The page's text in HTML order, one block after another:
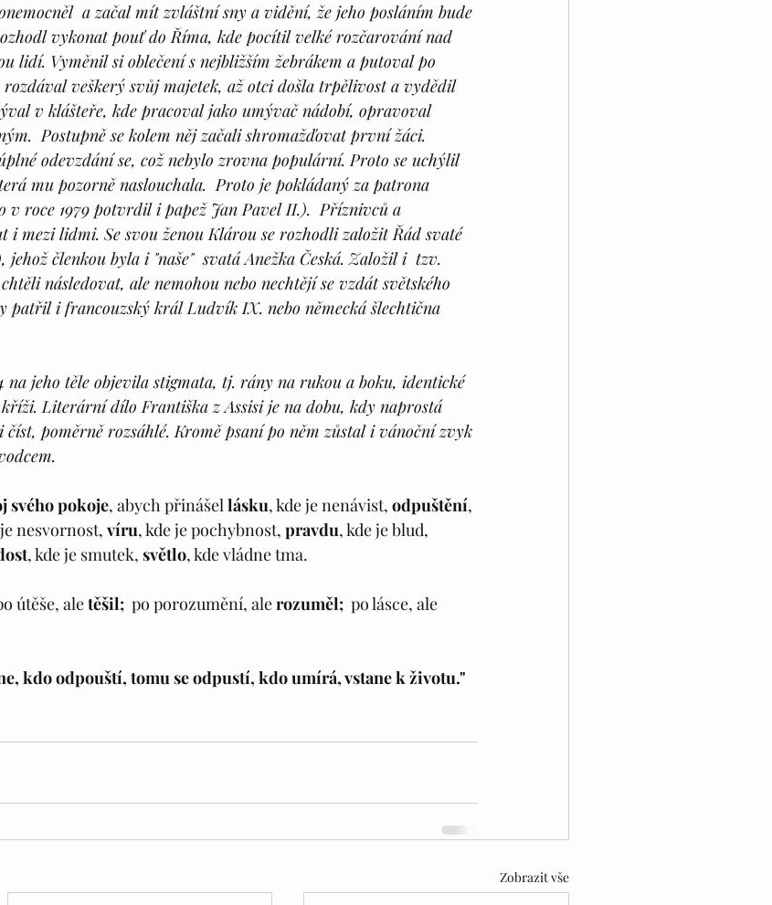
a začal mít zvláštní sny a vidění, že jeho posláním bude
vykonat pouť do Říma, kde pocítil velké rozčarování nad
lidí. Vyměnil si oblečení s nejbližším žebrákem a putoval po
veškerý svůj majetek, až otci došla trpělivost a vydědil
v klášteře, kde pracoval jako umývač nádobí, opravoval
Postupně se kolem něj začali shromažďovat první žáci.
odevzdání se, což nebylo zrovna populární. Proto se uchýlil
mu pozorně naslouchala.  Proto je pokládaný za patrona
roce 1979 potvrdil i papež Jan Pavel II.).  Příznivců a
i mezi lidmi. Se svou ženou Klárou se rozhodli založit Řád svaté
členkou byla i "naše"  svatá Anežka Česká. Založil i  tzv.
následovat, ale nemohou nebo nechtějí se vzdát světského
patřil i francouzský král Ludvík IX. nebo německá šlechtična
na jeho těle objevila stigmata, tj. rány na rukou a boku, identické
Literární dílo Františka z Assisi je na dobu, kdy naprostá
poměrně rozsáhlé. Kromě psaní po něm zůstal i vánoční zvyk
svého pokoje, abych přinášel lásku, kde je nenávist, odpuštění,
nesvornost, víru, kde je pochybnost, pravdu, kde je blud,
, kde je smutek, světlo, kde vládne tma.
útěše, ale těšil; po porozumění, ale rozuměl; po lásce, ale
kdo odpouští, tomu se odpustí, kdo umírá, vstane k životu."
Zobrazit vše